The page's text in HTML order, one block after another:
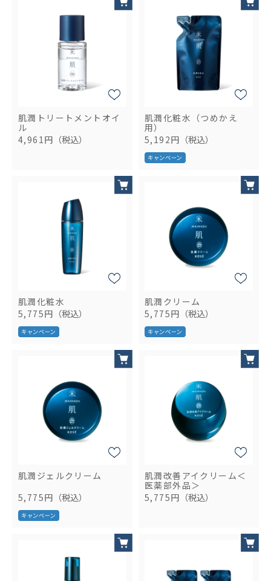
肌潤トリートメントオイ
ル
4,961円 （税込）
肌潤化粧水（つめかえ
用）
5,192円 （税込）
肌潤化粧水
5,775円 （税込）
肌潤クリーム
5,775円 （税込）
肌潤ジェルクリーム
5,775円 （税込）
肌潤改善アイクリーム＜
医薬部外品＞
5,775円 （税込）